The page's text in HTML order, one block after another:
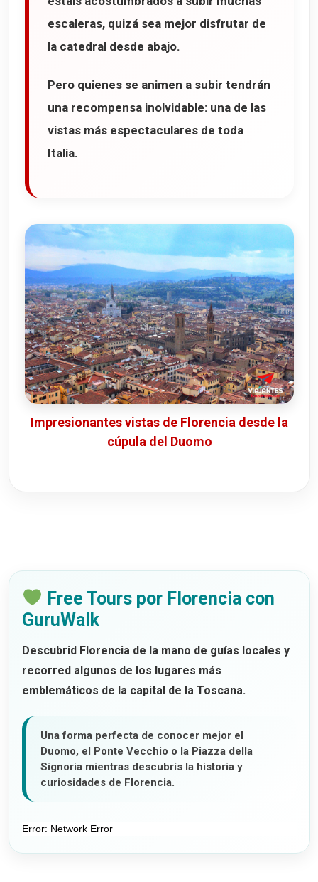
escaleras, quizá sea mejor disfrutar de
la catedral desde abajo.
Pero quienes se animen a subir tendrán
una recompensa inolvidable: una de las
vistas más espectaculares de toda
Italia.
Impresionantes vistas de Florencia desde la
cúpula del Duomo
Free Tours por Florencia con
GuruWalk
Descubrid Florencia de la mano de guías locales y
recorred algunos de los lugares más
emblemáticos de la capital de la Toscana.
Una forma perfecta de conocer mejor el
Duomo, el Ponte Vecchio o la Piazza della
Signoria mientras descubrís la historia y
curiosidades de Florencia.